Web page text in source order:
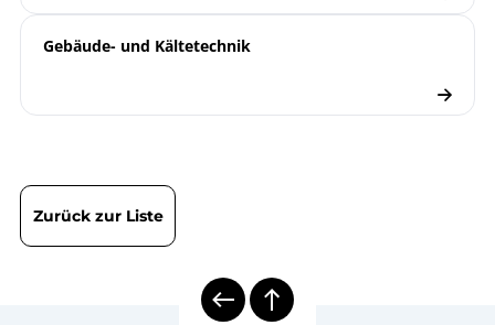
Gebäude- und Kältetechnik
Zurück zur Liste